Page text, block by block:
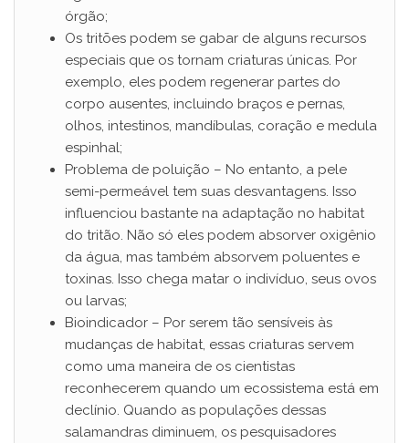
órgão;
Os tritões podem se gabar de alguns recursos
especiais que os tornam criaturas únicas. Por
exemplo, eles podem regenerar partes do
corpo ausentes, incluindo braços e pernas,
olhos, intestinos, mandíbulas, coração e medula
espinhal;
Problema de poluição – No entanto, a pele
semi-permeável tem suas desvantagens. Isso
influenciou bastante na adaptação no habitat
do tritão. Não só eles podem absorver oxigênio
da água, mas também absorvem poluentes e
toxinas. Isso chega matar o indivíduo, seus ovos
ou larvas;
Bioindicador – Por serem tão sensíveis às
mudanças de habitat, essas criaturas servem
como uma maneira de os cientistas
reconhecerem quando um ecossistema está em
declínio. Quando as populações dessas
salamandras diminuem, os pesquisadores